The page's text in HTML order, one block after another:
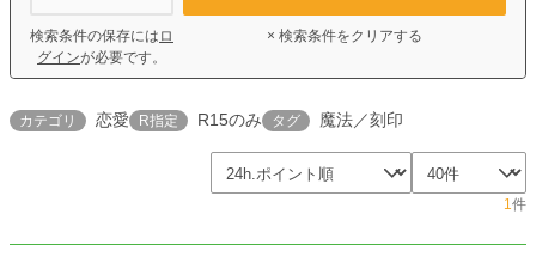
検索条件の保存には ロ
グインが必要です。
× 検索条件をクリアする
カテゴリ 恋愛 R指定 R15のみ タグ 魔法／刻印
1件